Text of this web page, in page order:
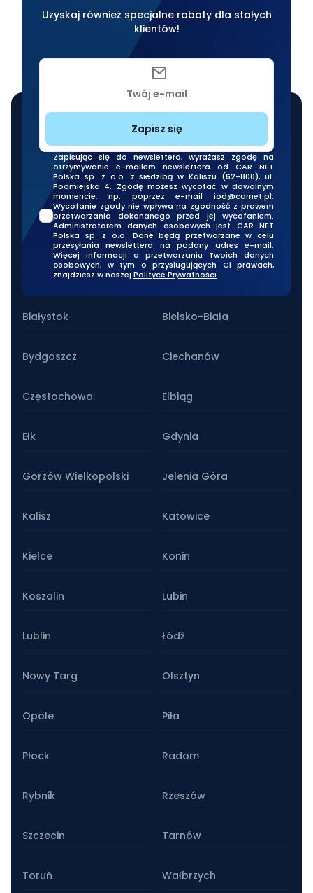
Uzyskaj również specjalne rabaty dla stałych
klientów!
Twój e-mail
Zapisz się
Zapisując się do newslettera, wyrażasz zgodę na
otrzymywanie e-mailem newslettera od CAR NET
Polska sp. z o.o. z siedzibą w Kaliszu (62-800), ul.
Podmiejska 4. Zgodę możesz wycofać w dowolnym
momencie, np. poprzez e-mail iod@carnet.pl.
Wycofanie zgody nie wpływa na zgodność z prawem
przetwarzania dokonanego przed jej wycofaniem.
Administratorem danych osobowych jest CAR NET
Polska sp. z o.o. Dane będą przetwarzane w celu
przesyłania newslettera na podany adres e-mail.
Więcej informacji o przetwarzaniu Twoich danych
osobowych, w tym o przysługujących Ci prawach,
znajdziesz w naszej Polityce Prywatności.
Nasze oddziały stacjonarne
Białystok Bielsko-Biała
Bydgoszcz Ciechanów
Częstochowa Elbląg
Ełk Gdynia
Gorzów Wielkopolski Jelenia Góra
Kalisz Katowice
Kielce Konin
Koszalin Lubin
Lublin Łódź
Nowy Targ Olsztyn
Opole Piła
Płock Radom
Rybnik Rzeszów
Szczecin Tarnów
Toruń Wałbrzych